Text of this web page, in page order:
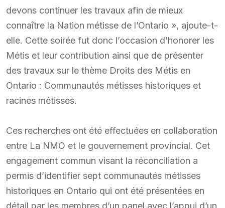
devons continuer les travaux afin de mieux
connaître la Nation métisse de l’Ontario », ajoute-t-
elle. Cette soirée fut donc l’occasion d’honorer les
Métis et leur contribution ainsi que de présenter
des travaux sur le thème Droits des Métis en
Ontario : Communautés métisses historiques et
racines métisses.
Ces recherches ont été effectuées en collaboration
entre La NMO et le gouvernement provincial. Cet
engagement commun visant la réconciliation a
permis d’identifier sept communautés métisses
historiques en Ontario qui ont été présentées en
détail par les membres d’un panel avec l’appui d’un